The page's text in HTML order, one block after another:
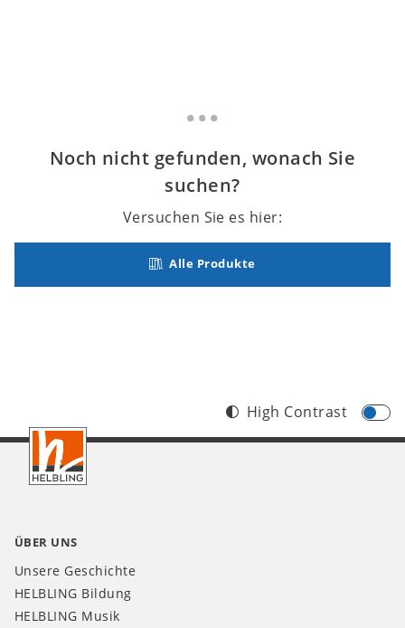
Noch nicht gefunden, wonach Sie
suchen?
Versuchen Sie es hier:
Alle Produkte
Footer
DE
High Contrast
ÜBER UNS
Unsere Geschichte
HELBLING Bildung
HELBLING Musik